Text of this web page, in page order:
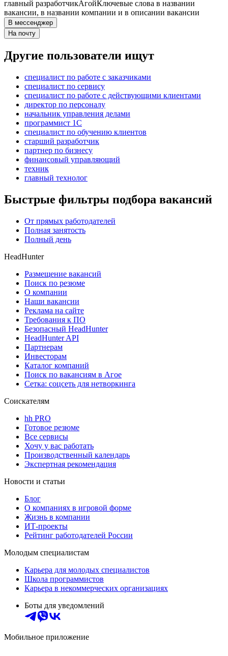
главный разработчикАгойКлючевые слова в названии
вакансии, в названии компании и в описании вакансии
В мессенджер
На почту
Другие пользователи ищут
специалист по работе с заказчиками
специалист по сервису
специалист по работе с действующими клиентами
директор по персоналу
начальник управления делами
программист 1C
специалист по обучению клиентов
старший разработчик
партнер по бизнесу
финансовый управляющий
техник
главный технолог
Быстрые фильтры подбора вакансий
От прямых работодателей
Полная занятость
Полный день
HeadHunter
Размещение вакансий
Поиск по резюме
О компании
Наши вакансии
Реклама на сайте
Требования к ПО
Безопасный HeadHunter
HeadHunter API
Партнерам
Инвесторам
Каталог компаний
Поиск по вакансиям в Агое
Сетка: соцсеть для нетворкинга
Соискателям
hh PRO
Готовое резюме
Все сервисы
Хочу у вас работать
Производственный календарь
Экспертная рекомендация
Новости и статьи
Блог
О компаниях в игровой форме
Жизнь в компании
ИТ-проекты
Рейтинг работодателей России
Молодым специалистам
Карьера для молодых специалистов
Школа программистов
Карьера в некоммерческих организациях
Боты для уведомлений
Мобильное приложение